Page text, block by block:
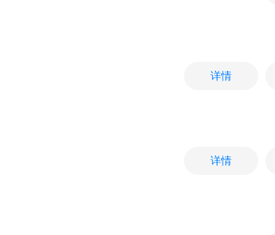
详情
详情